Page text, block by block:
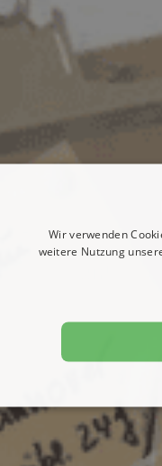
Wir verwenden
weitere Nutzung